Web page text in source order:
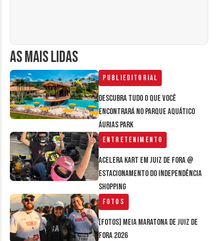
AS MAIS LIDAS
Publieditorial
Descubra tudo o que você
encontrará no parque aquático
Áurias Park
Entretenimento
Acelera Kart em Juiz de Fora @
estacionamento do Independência
Shopping
Fotos
[FOTOS] Meia Maratona de Juiz de
Fora 2026